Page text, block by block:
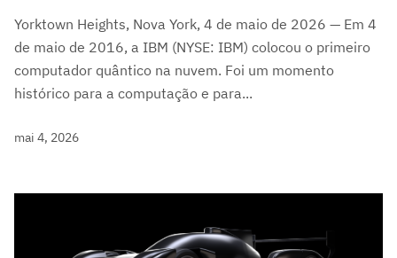
Yorktown Heights, Nova York, 4 de maio de 2026 — Em 4
de maio de 2016, a IBM (NYSE: IBM) colocou o primeiro
computador quântico na nuvem. Foi um momento
histórico para a computação e para...
mai 4, 2026